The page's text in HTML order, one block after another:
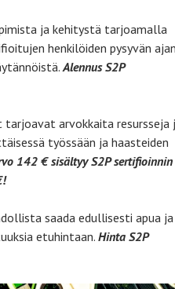
ja kehitystä tarjoamalla
henkilöiden pysyvän ajan
Alennus S2P
tarjoavat arvokkaita resursseja
työssään ja haasteiden
142 € sisältyy S2P sertifioinnin
saada edullisesti apua ja
etuhintaan. Hinta S2P